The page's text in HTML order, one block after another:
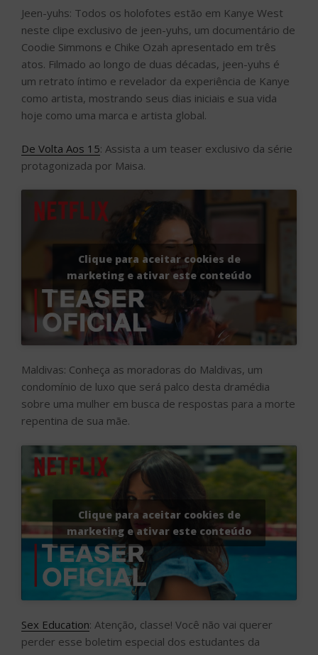
Jeen-yuhs: Todos os holofotes estão em Kanye West
neste clipe exclusivo de jeen-yuhs, um documentário de
Coodie Simmons e Chike Ozah apresentado em três
atos. Filmado ao longo de duas décadas, jeen-yuhs é
um retrato íntimo e revelador da experiência de Kanye
como artista, mostrando seus dias iniciais e sua vida
hoje como uma marca e artista global.
De Volta Aos 15: Assista a um teaser exclusivo da série
protagonizada por Maisa.
Clique para aceitar cookies de
marketing e ativar este conteúdo
Maldivas: Conheça as moradoras do Maldivas, um
condomínio de luxo que será palco desta dramédia
sobre uma mulher em busca de respostas para a morte
repentina de sua mãe.
Clique para aceitar cookies de
marketing e ativar este conteúdo
Sex Education: Atenção, classe! Você não vai querer
perder esse boletim especial dos estudantes da